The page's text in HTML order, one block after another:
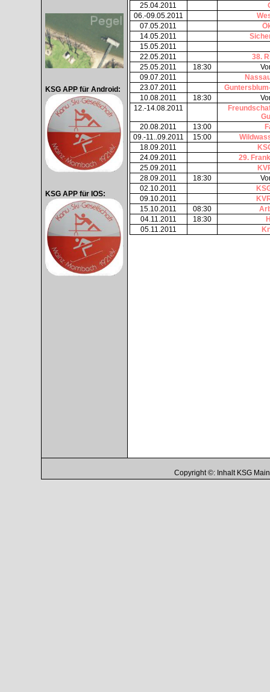
KSG APP für Android:
KSG APP für IOS:
25.04.2011
06.-09.05.2011
07.05.2011
14.05.2011
15.05.2011
22.05.2011
38.
25.05.2011
18:30
09.07.2011
23.07.2011
10.08.2011
18:30
12.-14.08.2011
20.08.2011
13:00
09.-11..09.2011
15:00
18.09.2011
24.09.2011
29.
25.09.2011
28.09.2011
18:30
02.10.2011
09.10.2011
15.10.2011
08:30
04.11.2011
18:30
05.11.2011
Copyright ©: Inhalt KSG